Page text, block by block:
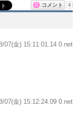
コメント 4
07(金) 15:11:01.14 0.net
07(金) 15:12:24.09 0.net